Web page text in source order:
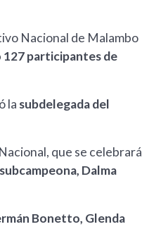
Nacional de Malambo
127 participantes de
la subdelegada del
que se celebrará
Dalma
Bonetto, Glenda